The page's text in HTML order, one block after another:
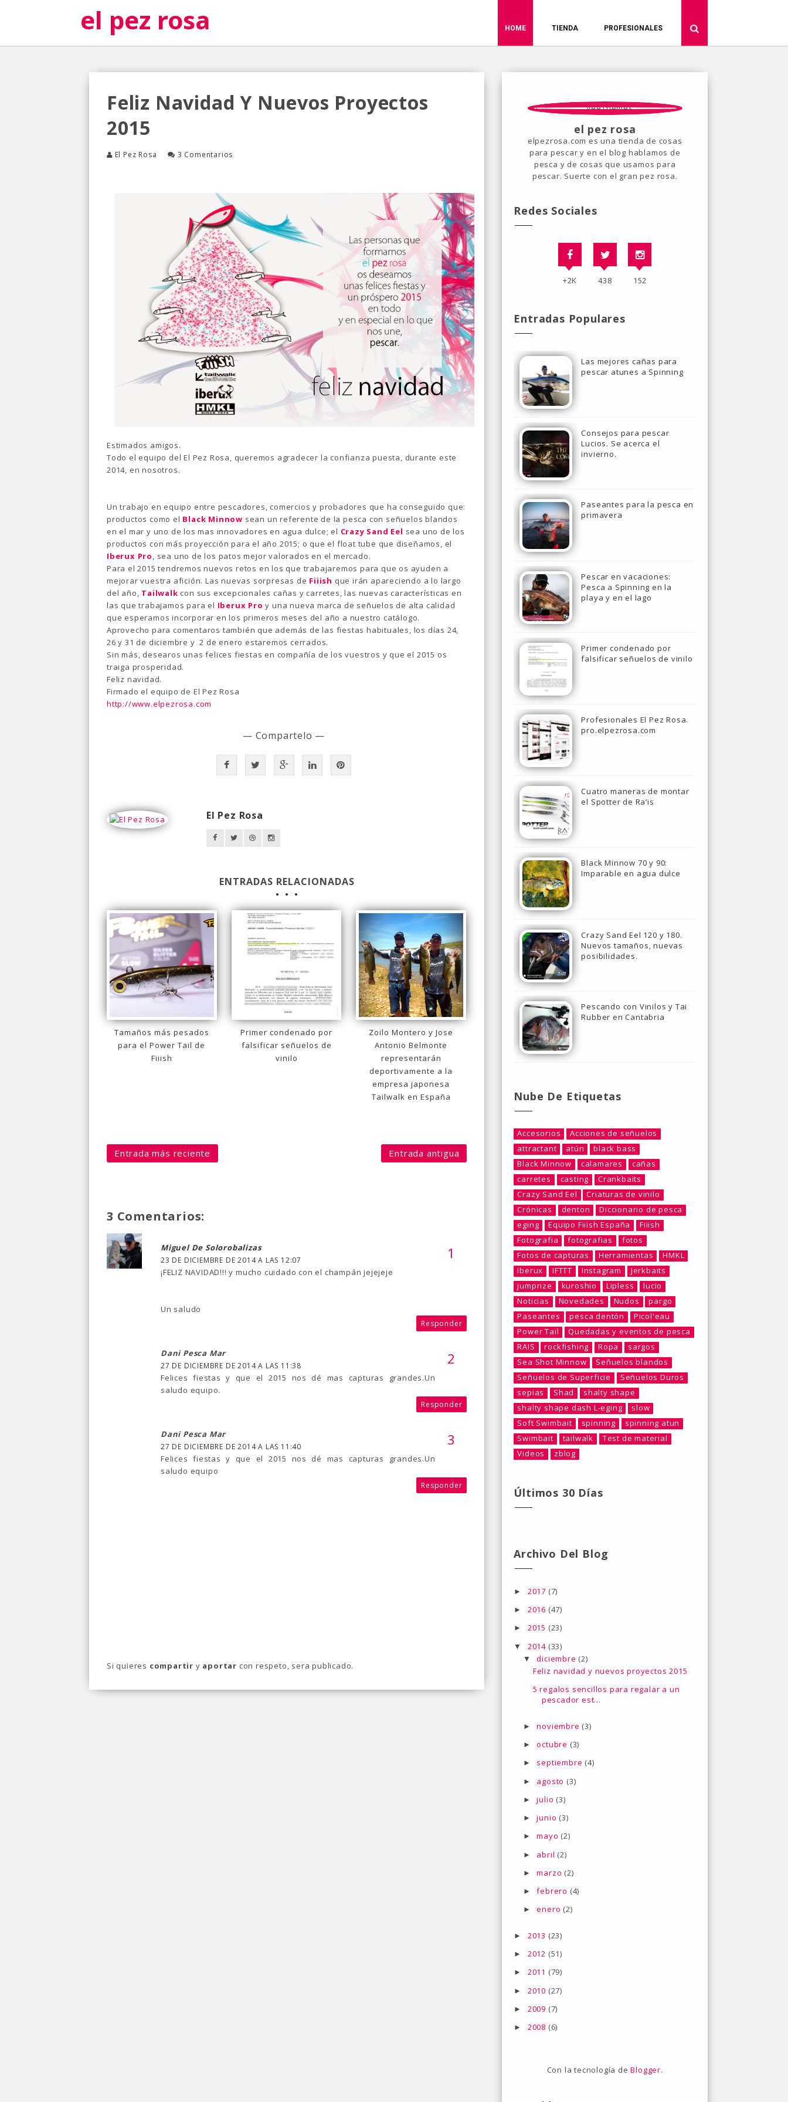
el pez rosa HOME TIENDA PROFESIONALES
Feliz Navidad Y Nuevos Proyectos
2015
El Pez Rosa 3 Comentarios
Estimados amigos.
Todo el equipo del El Pez Rosa, queremos agradecer la confianza puesta, durante este
2014, en nosotros.
Un trabajo en equipo entre pescadores, comercios y probadores que ha conseguido que:
productos como el Black Minnow sean un referente de la pesca con señuelos blandos
en el mar y uno de los mas innovadores en agua dulce; el Crazy Sand Eel sea uno de los
productos con más proyección para el año 2015; o que el float tube que diseñamos, el
Iberux Pro
, sea uno de los patos mejor valorados en el mercado.
Para el 2015 tendremos nuevos retos en los que trabajaremos para que os ayuden a
mejorar vuestra afición. Las nuevas sorpresas de Fiiish que irán apareciendo a lo largo
del año, Tailwalk con sus excepcionales cañas y carretes, las nuevas características en
las que trabajamos para el Iberux Pro y una nueva marca de señuelos de alta calidad
que esperamos incorporar en los primeros meses del año a nuestro catálogo.
Aprovecho para comentaros también que además de las fiestas habituales, los días 24,
26 y 31 de diciembre y 2 de enero estaremos cerrados.
Sin más, desearos unas felices fiestas en compañía de los vuestros y que el 2015 os
traiga prosperidad.
Feliz navidad.
Firmado el equipo de El Pez Rosa
http://www.elpezrosa.com
— Compartelo —
El Pez Rosa
ENTRADAS RELACIONADAS
Tamaños más pesados
para el Power Tail de
Fiiish
Primer condenado por
falsificar señuelos de
vinilo
Zoilo Montero y Jose
Antonio Belmonte
representarán
deportivamente a la
empresa japonesa
Tailwalk en España
Entrada más reciente Entrada antigua
3 Comentarios:
Miguel De Solorobalizas
23 DE DICIEMBRE DE 2014 A LAS 12:07
¡FELIZ NAVIDAD!!! y mucho cuidado con el champán jejejeje
Un saludo
Responder
Dani Pesca Mar
27 DE DICIEMBRE DE 2014 A LAS 11:38
Felices fiestas y que el 2015 nos dé mas capturas grandes.Un
saludo equipo.
Responder
Dani Pesca Mar
27 DE DICIEMBRE DE 2014 A LAS 11:40
Felices fiestas y que el 2015 nos dé mas capturas grandes.Un
saludo equipo
Responder
Si quieres compartir y aportar con respeto, sera publicado.
el pez rosa
elpezrosa.com es una tienda de cosas
para pescar y en el blog hablamos de
pesca y de cosas que usamos para
pescar. Suerte con el gran pez rosa.
Redes Sociales
+2K 438 152
Entradas Populares
Las mejores cañas para
pescar atunes a Spinning
Consejos para pescar
Lucios. Se acerca el
invierno.
Paseantes para la pesca en
primavera
Pescar en vacaciones:
Pesca a Spinning en la
playa y en el lago
Primer condenado por
falsificar señuelos de vinilo
Profesionales El Pez Rosa.
pro.elpezrosa.com
Cuatro maneras de montar
el Spotter de Ra’is
Black Minnow 70 y 90:
Imparable en agua dulce
Crazy Sand Eel 120 y 180.
Nuevos tamaños, nuevas
posibilidades.
Pescando con Vinilos y Tai
Rubber en Cantabria
Nube De Etiquetas
Accesorios
Acciones de señuelos
attractant
atún
black bass
Black Minnow
calamares
cañas
carretes
casting
Crankbaits
Crazy Sand Eel
Criaturas de vinilo
Crónicas
denton
Diccionario de pesca
eging
Equipo Fiiish España
Fiiish
Fotografia
fotografias
fotos
Fotos de capturas
Herramientas
HMKL
Iberux
IFTTT Instagram
Jerkbaits
jumprize
kuroshio Lipless
lucio
Noticias
Novedades Nudos
pargo
Paseantes
pesca dentón
Picol'eau
Power Tail
Quedadas y eventos de pesca
RAIS
rockfishing Ropa
sargos
Sea Shot Minnow
Señuelos blandos
Señuelos de Superficie
Señuelos Duros
sepias
Shad
shalty shape
shalty shape dash L-eging
slow
Soft Swimbait
spinning
spinning atun
Swimbait
tailwalk
Test de material
Videos
zblog
Últimos 30 Días
Archivo Del Blog
► 2017 (7)
► 2016 (47)
► 2015 (23)
▼ 2014 (33)
▼diciembre (2)
Feliz navidad y nuevos proyectos 2015
5 regalos sencillos para regalar a un
pescador est...
►noviembre (3)
►octubre (3)
► septiembre (4)
► agosto (3)
►julio (3)
►junio (3)
►mayo (2)
► abril (2)
►marzo (2)
►febrero (4)
►enero (2)
► 2013 (23)
► 2012 (51)
► 2011 (79)
► 2010 (27)
► 2009 (7)
► 2008 (6)
Con la tecnología deBlogger.